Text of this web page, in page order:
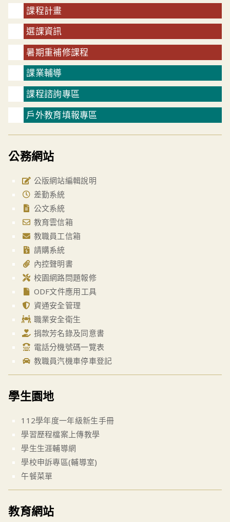
課程計畫
選課資訊
暑期重補修課程
課業輔導
課程諮詢專區
戶外教育填報專區
公務網站
公版網站編輯說明
差勤系統
公文系統
教育雲信箱
教職員工信箱
請購系統
內控聲明書
校園網路問題報修
ODF文件應用工具
資通安全管理
職業安全衛生
捐款芳名錄及同意書
電話分機號碼一覽表
教職員汽機車停車登記
學生園地
112學年度一年級新生手冊
學習歷程檔案上傳教學
學生生涯輔導網
學校申訴專區(輔導室)
午餐菜單
教育網站